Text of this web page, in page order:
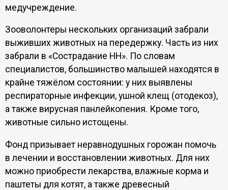
медучреждение.
Зооволонтеры нескольких организаций забрали
выживших животных на передержку. Часть из них
забрали в «Сострадание НН». По словам
специалистов, большинство малышей находятся в
крайне тяжёлом состоянии: у них выявлены
респираторные инфекции, ушной клещ (отодекоз),
а также вирусная панлейкопения. Кроме того,
животные сильно истощены.
Фонд призывает неравнодушных горожан помочь
в лечении и восстановлении животных. Для них
можно приобрести лекарства, влажные корма и
паштеты для котят, а также древесный